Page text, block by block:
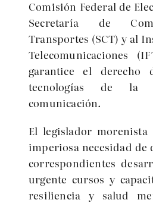
Comisión Federal de
Secretaría de
Transportes (SCT) y al
Telecomunicaciones
garantice el derecho
tecnologías de la
comunicación.
El legislador morenista
imperiosa necesidad de
correspondientes
urgente cursos y
resiliencia y salud